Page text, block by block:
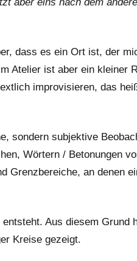
dass es ein Ort ist, der
Atelier ist aber ein kleiner
improvisieren, das
sondern subjektive
Wörtern / Betonungen
Grenzbereiche, an denen
Aus diesem Grund
Kreise gezeigt.